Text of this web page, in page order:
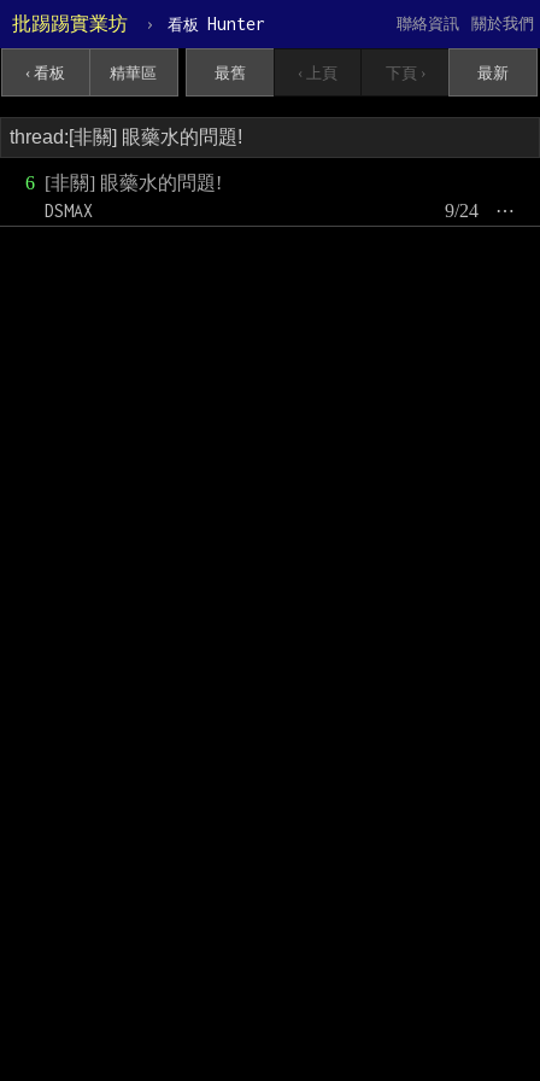
批踢踢實業坊 › 看板 Hunter 關於我們
聯絡資訊
‹ 看板 精華區 最舊 ‹ 上頁 下頁 › 最新
6 [非關] 眼藥水的問題!
DSMAX
⋯
9/24